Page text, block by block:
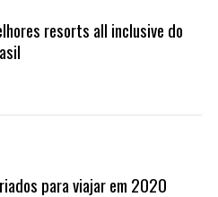
resorts all inclusive do
para viajar em 2020